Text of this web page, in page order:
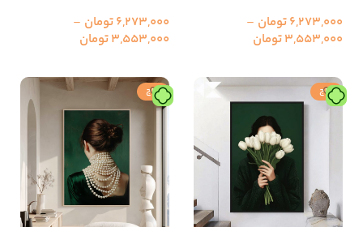
6,273,000تومان –
3,553,000تومان
6,273,000تومان –
3,553,000تومان
حراج حراج